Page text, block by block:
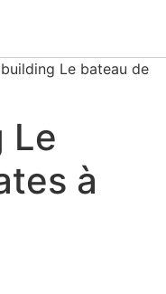
Le bateau de
Le
à